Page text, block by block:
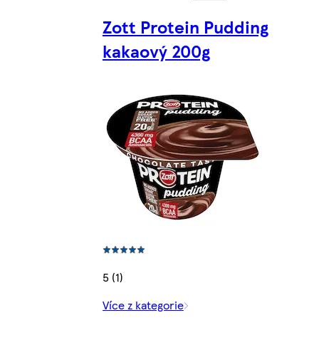
Zott Protein Pudding
kakaový 200g
5 (1)
Více z kategorie